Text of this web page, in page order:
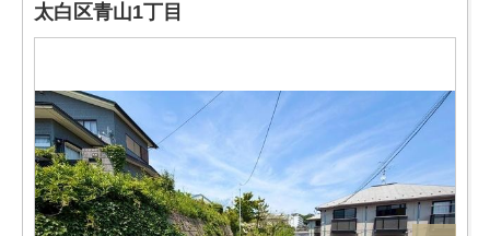
太白区青山1丁目